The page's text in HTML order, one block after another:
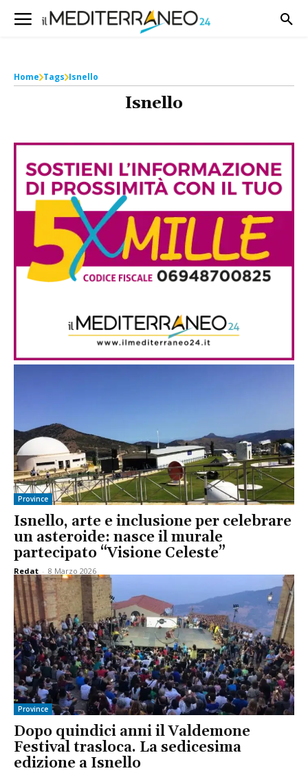
Home Tags Isnello
Isnello
Province
Isnello, arte e inclusione per celebrare
un asteroide: nasce il murale
partecipato “Visione Celeste”
Redat - 8 Marzo 2026
Province
Dopo quindici anni il Valdemone
Festival trasloca. La sedicesima
edizione a Isnello